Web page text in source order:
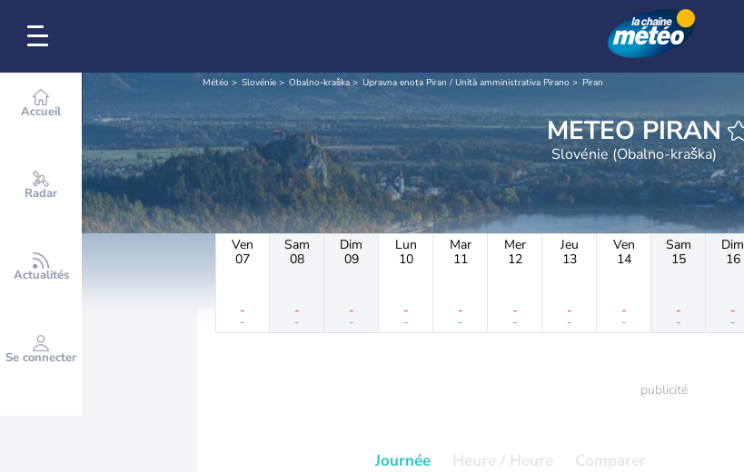
Accueil
Radar
Actualités
Se connecter
Météo Slovénie Obalno-kraška Upravna enota Piran / Unità amministrativa Pirano Piran
METEO PIRAN
Slovénie (Obalno-kraška)
Ven
07
-
-
Sam
08
-
-
Dim
09
-
-
Lun
10
-
-
Mar
11
-
-
Mer
12
-
-
Jeu
13
-
-
Ven
14
-
-
Sam
15
-
-
Dim
16
-
-
Journée Heure / Heure Comparer